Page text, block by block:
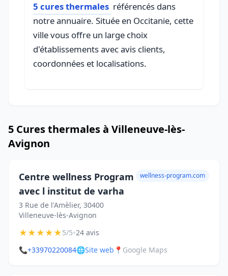
5 cures thermales référencés dans
notre annuaire. Située en Occitanie, cette
ville vous offre un large choix
d'établissements avec avis clients,
coordonnées et localisations.
5 Cures thermales à Villeneuve-lès-
Avignon
Centre wellness Program
avec l institut de varha
3 Rue de l'Amèlier, 30400
Villeneuve-lès-Avignon
wellness-program.com
★★★★★5/5•24 avis
📞+33970220084🌐Site web 📍 Google Maps